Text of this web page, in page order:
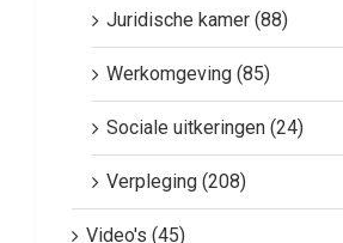
Juridische kamer (88)
Werkomgeving (85)
Sociale uitkeringen (24)
Verpleging (208)
Video's (45)